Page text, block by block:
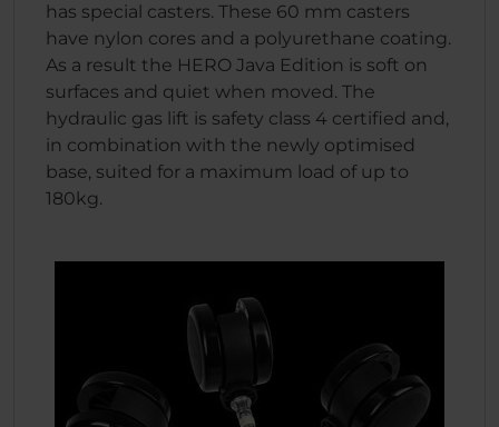
has special casters. These 60 mm casters
have nylon cores and a polyurethane coating.
As a result the HERO Java Edition is soft on
surfaces and quiet when moved. The
hydraulic gas lift is safety class 4 certified and,
in combination with the newly optimised
base, suited for a maximum load of up to
180kg.